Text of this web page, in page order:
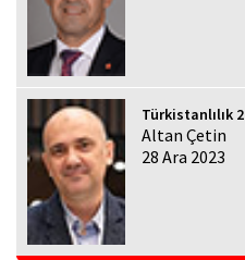
Türkistanlılık 2
Altan Çetin
28 Ara 2023